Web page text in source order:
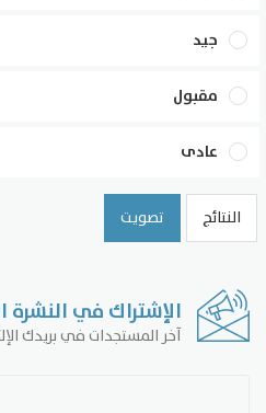
جيد
مقبول
عادى
النتائج تصويت
الإشتراك في النشرة
آخر المستجدات في بريدك